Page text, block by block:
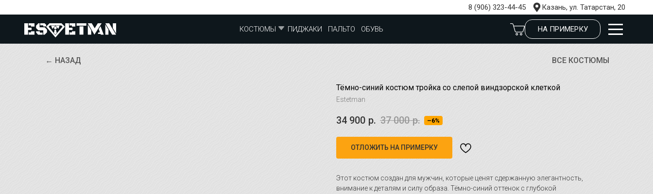
8 (906) 323-44-45 Казань, ул. Татарстан, 20
НА ПРИМЕРКУ
КОСТЮМЫ ПИДЖАКИ ПАЛЬТО ОБУВЬ
ВСЕ КОСТЮМЫ
← НАЗАД
Тёмно-синий костюм тройка со слепой виндзорской клеткой
Estetman
34 900 р. 37 000 р. –6%
ОТЛОЖИТЬ НА ПРИМЕРКУ
Этот костюм создан для мужчин, которые ценят сдержанную элегантность,
внимание к деталям и силу образа. Тёмно-синий оттенок с глубокой